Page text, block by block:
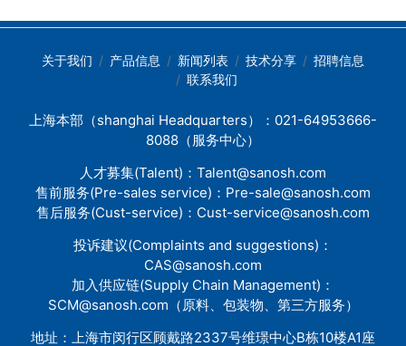
池日上宣布ModelY将采用一体化压铸
30%，降低40%制造成本，且车身生
产工艺流程大幅简化，制造时间由传
小时缩短至一体化压铸的2-3分钟。
2021年5月，特斯拉前舱一体化总成
括左右车轮罩、溃缩吸能区、横梁、
以及与车身连接的端面和与前碰撞梁
或车前端连接的结构端面，整体重量
一体化压铸的进一步集成，将整个车
辆的结构构成大大简化为四个部分：
①前舱一体式压铸总成+②乘员舱结
构压铸总成+③一体化电池结构压铸
总成+④后底板一体化压铸总成。
由于液体的比热容、导热系数高于气
高，在相同功耗下液冷电池包的最高
温度比风冷低3-5℃。同时液冷方案不
可节约50%以上。相同功耗下液冷电
池包的最高温度比风冷低3-5℃电化学
区别？电化学储能温控电化学储能温
控核心在于提升使用寿命与安全性，
对于温控设备空间限制较为宽松。电
控设备的使用寿命、稳定性以及温控
方案的运维成本，对设备的体积、重
量等要求相对宽松。目前风冷方案占
比更大，随着新能源电站、离网储能
冷技术是数据中心散热的主流技术之
心的基础设施分为风冷技术和液冷技
术两种，风冷技术使用空气作为冷
现散热的冷却方式；而液冷技术则是
以液体作为冷媒的冷却方式，利用液
的热量传递到设备外，从而冷却IT设
备。针对不同的应用场景，液冷技术
相对于风冷技术存在以下优劣势：散
风冷技术更高，能够更好的将热量传
递到设备外。适应恶劣环境：相比风
冷散热，液冷散热技术可以适应多粉
尘等恶劣场景，有效避免充电模块故
关于我们 产品信息 新闻列表 技术分享
招聘信息
联系我们
上海本部（shanghai Headquarters）：021-64953666-
8088（服务中心）
人才募集(Talent)： Talent@sanosh.com
售前服务(Pre-sales service)： Pre-sale@sanosh.com
售后服务(Cust-service)： Cust-service@sanosh.com
投诉建议(Complaints and suggestions)：
CAS@sanosh.com
加入供应链(Supply Chain Management)：
SCM@sanosh.com （原料、包装物、第三方服务）
地址：上海市闵行区顾戴路2337号维璟中心B栋10楼A1座